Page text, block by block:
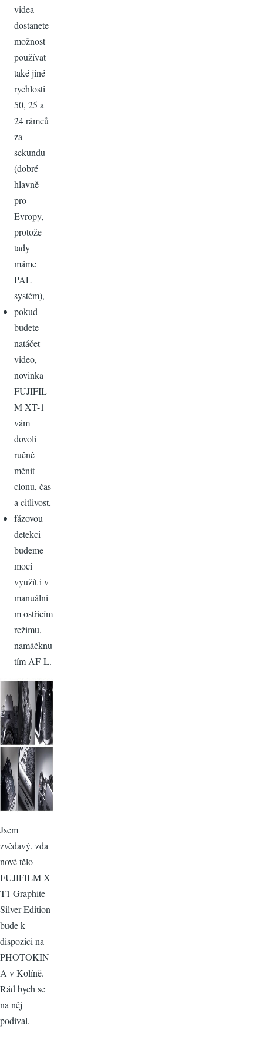
videa
dostanete
možnost
používat
také jiné
rychlosti
50, 25 a
24 rámců
za
sekundu
(dobré
hlavně
pro
Evropy,
protože
tady
máme
PAL
systém),
pokud
budete
natáčet
video,
novinka
FUJIFIL
M XT-1
vám
dovolí
ručně
měnit
clonu, čas
a citlivost,
fázovou
detekci
budeme
moci
využít i v
manuální
m ostřícím
režimu,
namáčknu
tím AF-L.
Jsem
zvědavý, zda
nové tělo
FUJIFILM X-
T1 Graphite
Silver Edition
bude k
dispozici na
PHOTOKIN
A v Kolíně.
Rád bych se
na něj
podíval.